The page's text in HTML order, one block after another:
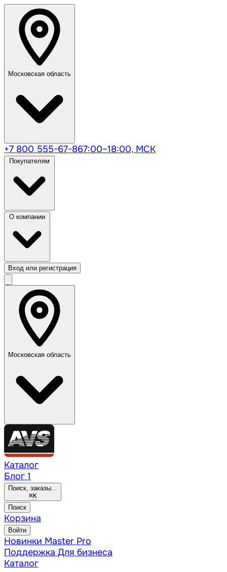
Московская область
+7 800 555-67-867:00–18:00, МСК
Вход или регистрация
Московская область
Каталог
Блог 1
Поиск, заказы...
⌘K
Поиск
Корзина
Войти
Новинки Master Pro
Поддержка Для бизнеса
Каталог